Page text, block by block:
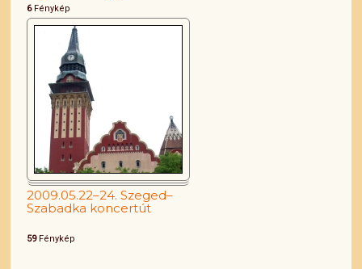
6Fénykép
2009.05.22–24. Szeged–
Szabadka koncertút
59Fénykép